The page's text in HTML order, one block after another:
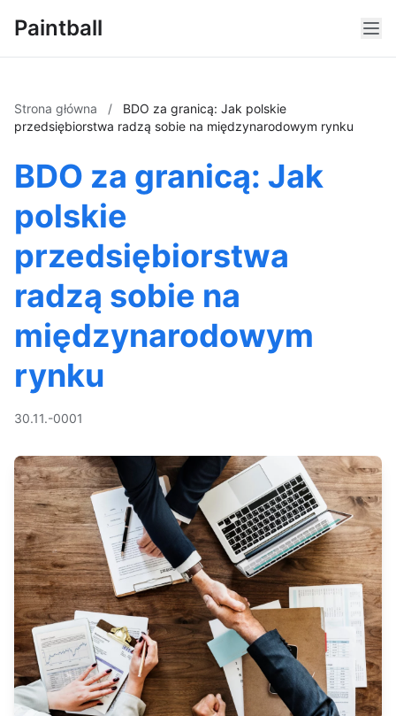
Paintball
Strona główna /
BDO za granicą: Jak polskie
przedsiębiorstwa radzą sobie na międzynarodowym rynku
BDO za granicą: Jak
polskie
przedsiębiorstwa
radzą sobie na
międzynarodowym
rynku
30.11.-0001